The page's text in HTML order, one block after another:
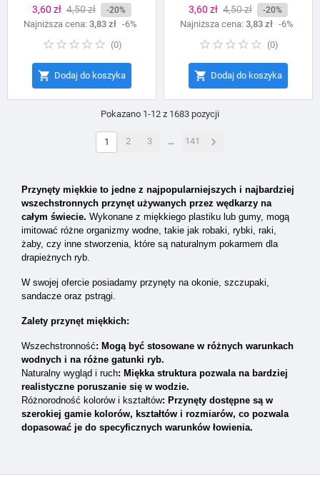
Cena
3,60 zł Cena
podstawowa
4,50 zł -20%
Najniższa cena: 3,83 zł -6%
(0)
 Dodaj do koszyka
Cena
3,60 zł Cena
podstawowa
4,50 zł -20%
Najniższa cena: 3,83 zł -6%
(0)
 Dodaj do koszyka
Pokazano 1-12 z 1683 pozycji
1 2 3 … 141 
Przynęty miękkie to jedne z najpopularniejszych i najbardziej
wszechstronnych przynęt używanych przez wędkarzy na
całym świecie. Wykonane z miękkiego plastiku lub gumy, mogą
imitować różne organizmy wodne, takie jak robaki, rybki, raki,
żaby, czy inne stworzenia, które są naturalnym pokarmem dla
drapieżnych ryb.
W swojej ofercie posiadamy przynęty na okonie, szczupaki,
sandacze oraz pstrągi.
Zalety przynęt miękkich:
Wszechstronność: Mogą być stosowane w różnych warunkach
wodnych i na różne gatunki ryb.
Naturalny wygląd i ruch: Miękka struktura pozwala na bardziej
realistyczne poruszanie się w wodzie.
Różnorodność kolorów i kształtów: Przynęty dostępne są w
szerokiej gamie kolorów, kształtów i rozmiarów, co pozwala
dopasować je do specyficznych warunków łowienia.